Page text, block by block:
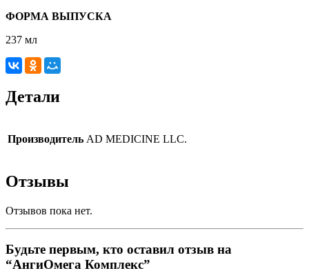
ФОРМА ВЫПУСКА
237 мл
Детали
Производитель AD MEDICINE LLC.
Отзывы
Отзывов пока нет.
Будьте первым, кто оставил отзыв на
“АнгиОмега Комплекс”